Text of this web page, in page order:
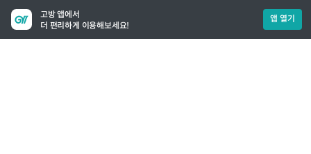
고방 앱에서
더 편리하게 이용해보세요!
앱 열기